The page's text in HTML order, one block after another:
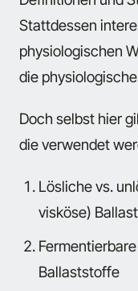
Stattdessen
physiologischen
die
Doch selbst hier
die verwendet
Lösliche vs.
visköse)
Ballaststoffe